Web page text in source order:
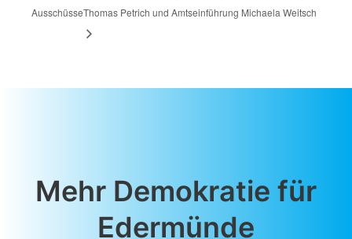
AusschüsseThomas Petrich und Amtseinführung Michaela Weitsch
Mehr Demokratie für
Edermünde